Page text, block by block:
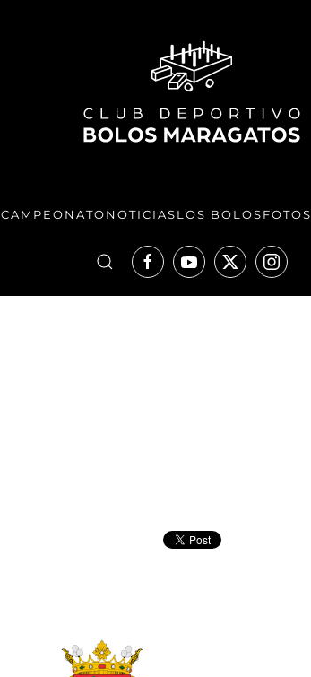
CAMPEONATONOTICIASLOS BOLOSFOTOS